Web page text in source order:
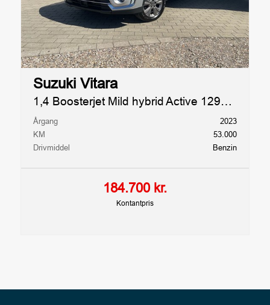
Suzuki Vitara
1,4 Boosterjet Mild hybrid Active 129HK 5d 6g
184.700 kr.
Kontantpris
2023
Årgang
53.000
KM
Benzin
Drivmiddel